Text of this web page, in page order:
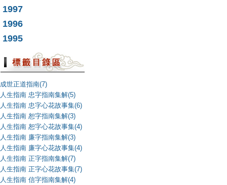
1997
1996
1995
成世正道指南(7)
人生指南 忠字指南集解(5)
人生指南 忠字心花故事集(6)
人生指南 恕字指南集解(3)
人生指南 恕字心花故事集(4)
人生指南 廉字指南集解(3)
人生指南 廉字心花故事集(4)
人生指南 正字指南集解(7)
人生指南 正字心花故事集(7)
人生指南 信字指南集解(4)